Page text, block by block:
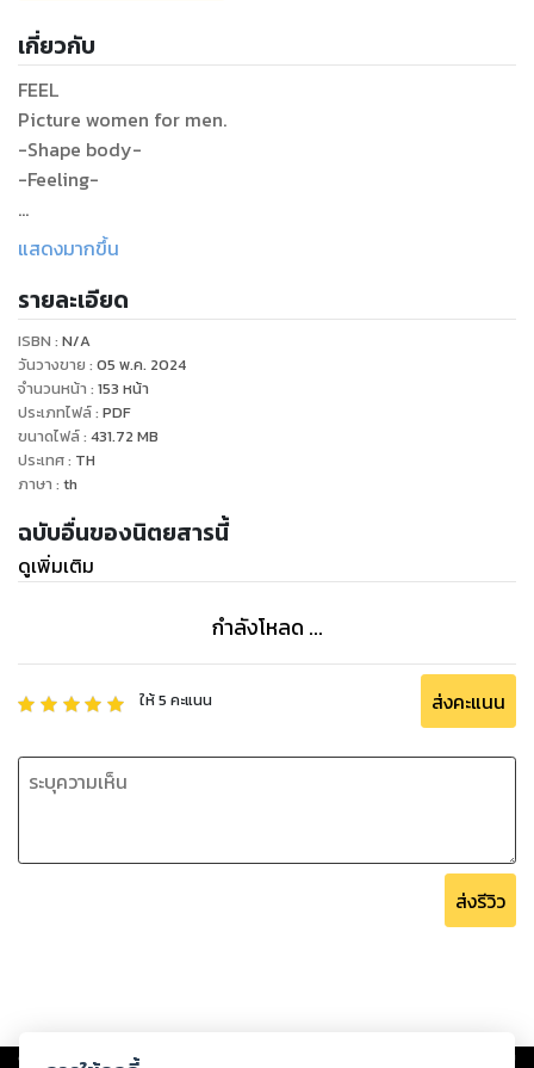
เกี่ยวกับ
FEEL
Picture women for men.
-Shape body-
-Feeling-
หนังสือภาพที่ถ่ายทอดความสวยงามของผู้หญิงเพื่อหนุ่มๆทุกคน
แสดงมากขึ้น
รายละเอียด
ISBN : N/A
วันวางขาย : 05 พ.ค. 2024
จำนวนหน้า : 153 หน้า
ประเภทไฟล์: PDF
ขนาดไฟล์: 431.72 MB
ประเทศ: TH
ภาษา : th
ฉบับอื่นของนิตยสารนี้
ดูเพิ่มเติม
กำลังโหลด ...
ให้5 คะแนน ส่งคะแนน
ส่งรีวิว
Copyright © 2026